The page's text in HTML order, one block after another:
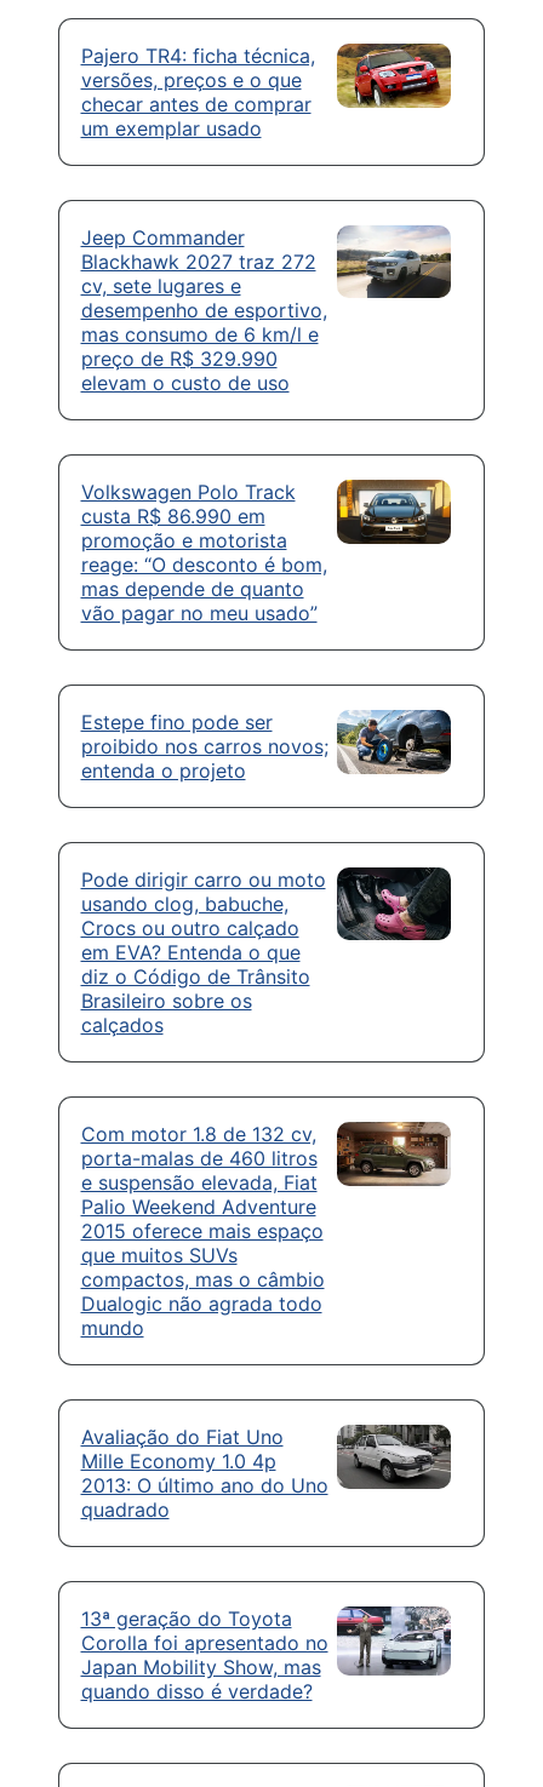
Pajero TR4: ficha técnica,
versões, preços e o que
checar antes de comprar
um exemplar usado
Jeep Commander
Blackhawk 2027 traz 272
cv, sete lugares e
desempenho de esportivo,
mas consumo de 6 km/l e
preço de R$ 329.990
elevam o custo de uso
Volkswagen Polo Track
custa R$ 86.990 em
promoção e motorista
reage: “O desconto é bom,
mas depende de quanto
vão pagar no meu usado”
Estepe fino pode ser
proibido nos carros novos;
entenda o projeto
Pode dirigir carro ou moto
usando clog, babuche,
Crocs ou outro calçado
em EVA? Entenda o que
diz o Código de Trânsito
Brasileiro sobre os
calçados
Com motor 1.8 de 132 cv,
porta-malas de 460 litros
e suspensão elevada, Fiat
Palio Weekend Adventure
2015 oferece mais espaço
que muitos SUVs
compactos, mas o câmbio
Dualogic não agrada todo
mundo
Avaliação do Fiat Uno
Mille Economy 1.0 4p
2013: O último ano do Uno
quadrado
13ª geração do Toyota
Corolla foi apresentado no
Japan Mobility Show, mas
quando disso é verdade?